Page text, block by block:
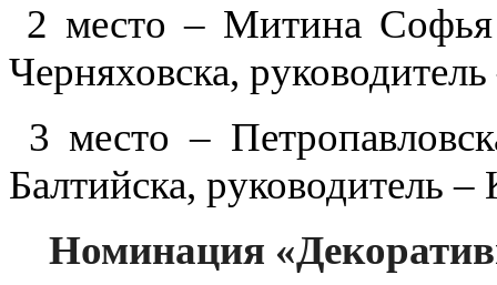
2 место – Митина
Черняховска,
3 место –
Балтийска, руководитель
Номинация